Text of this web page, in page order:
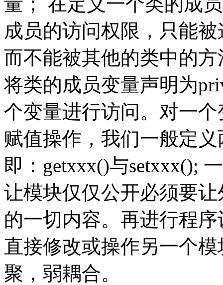
成员的访问权限，只能
而不能被其他的类中的
将类的成员变量声明为
个变量进行访问。对一
赋值操作，我们一般定
即：getxxx()与setxxx();
让模块仅仅公开必须要
的一切内容。再进行程
直接修改或操作另一个
聚，弱耦合。